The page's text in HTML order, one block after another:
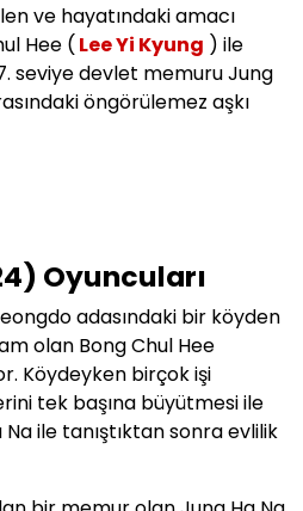
ve hayatındaki amacı
Hee ( Lee Yi Kyung ) ile
seviye devlet memuru Jung
öngörülemez aşkı
Oyuncuları
adasındaki bir köyden
olan Bong Chul Hee
Köydeyken birçok işi
tek başına büyütmesi ile
ile tanıştıktan sonra evlilik